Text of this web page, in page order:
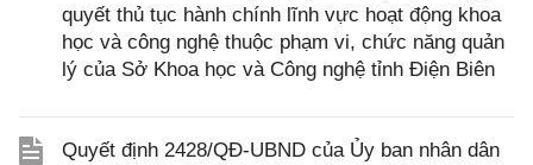
quyết thủ tục hành chính lĩnh vực hoạt động khoa
học và công nghệ thuộc phạm vi, chức năng quản
lý của Sở Khoa học và Công nghệ tỉnh Điện Biên
Quyết định 2428/QĐ-UBND của Ủy ban nhân dân